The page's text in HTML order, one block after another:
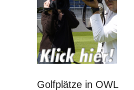
Golfplätze in OWL